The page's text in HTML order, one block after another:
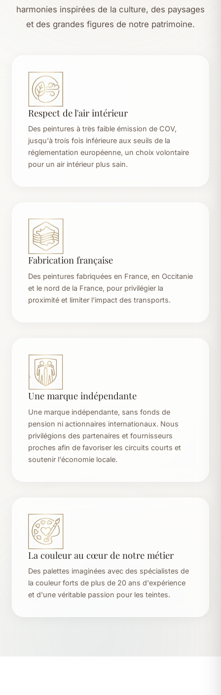
harmonies inspirées de la culture, des paysages
et des grandes figures de notre patrimoine.
Respect de l'air intérieur
Des peintures à très faible émission de COV,
jusqu'à trois fois inférieure aux seuils de la
réglementation européenne, un choix volontaire
pour un air intérieur plus sain.
Fabrication française
Des peintures fabriquées en France, en Occitanie
et le nord de la France, pour privilégier la
proximité et limiter l'impact des transports.
Une marque indépendante
Une marque indépendante, sans fonds de
pension ni actionnaires internationaux. Nous
privilégions des partenaires et fournisseurs
proches afin de favoriser les circuits courts et
soutenir l'économie locale.
La couleur au cœur de notre métier
Des palettes imaginées avec des spécialistes de
la couleur forts de plus de 20 ans d'expérience
et d'une véritable passion pour les teintes.